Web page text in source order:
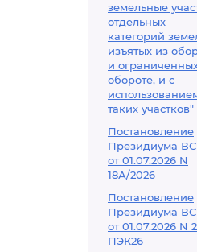
земельные
отдельных
категорий
изъятых из
и
обороте, и с
таких участков"
Постановление
Президиума
от 01.07.2026 N
18А/2026
Постановление
Президиума
от 01.07.2026 N
ПЭК26